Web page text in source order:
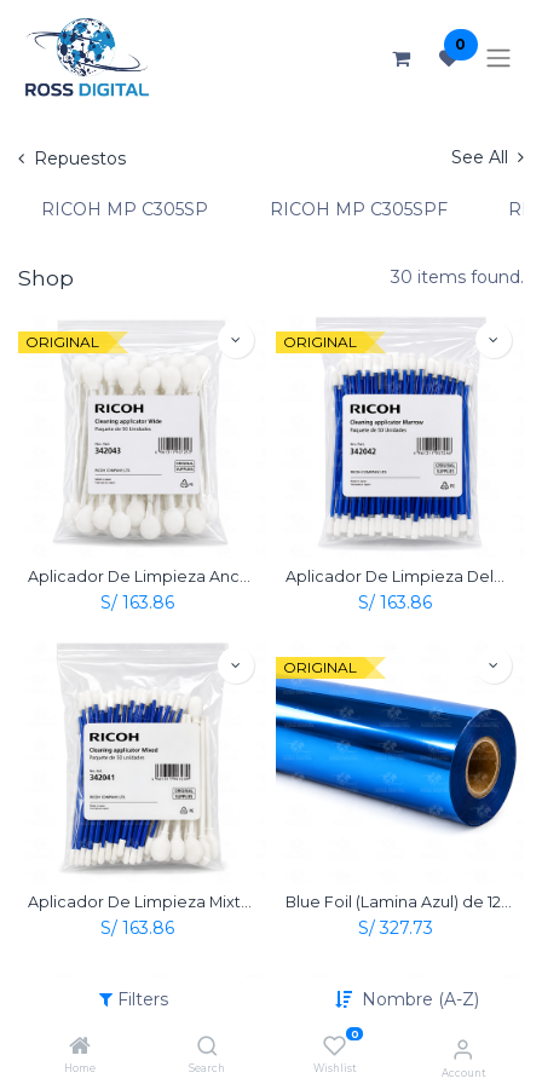
Filters Nombre (A-Z)
Home Search
0
Wishlist Account
0
Repuestos See All
RICOH MP C305SP RICOH MP C305SPF
Shop 30 items found.
ORIGINAL
S/ 163.86
ORIGINAL
S/ 163.86
S/ 163.86
ORIGINAL
S/327.73
ORIGINAL